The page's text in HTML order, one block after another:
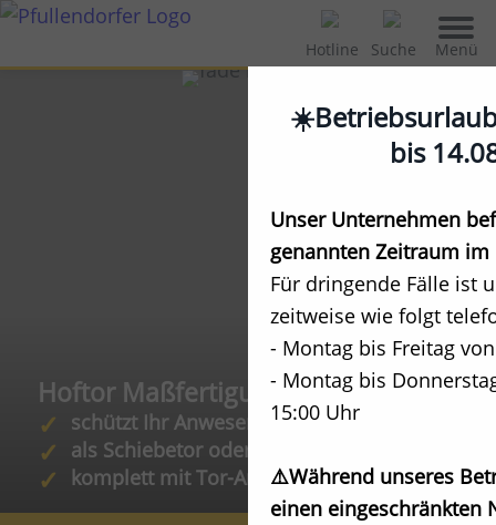
Hotline Suche Menü
Hoftor Maßfertigung
schützt Ihr Anwesen
als Schiebetor oder Drehtor
komplett mit Tor-Antrieb
bis
Unser Unternehmen
genannten Zeitraum
Für dringende Fälle ist
zeitweise wie folgt
- Montag bis Freitag
- Montag bis
15:00 Uhr
⚠️Während unseres
einen eingeschränkten